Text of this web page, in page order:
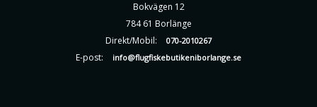
Bokvägen 12
784 61 Borlänge
Direkt/Mobil:
070-2010267
E-post: info@flugfiskebutikeniborlange.se